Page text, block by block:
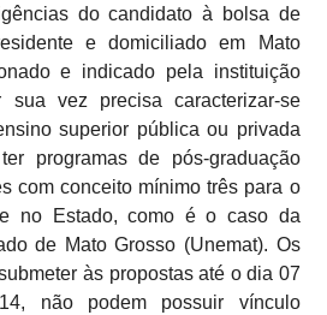
do candidato à bolsa de
e domiciliado em Mato
e indicado pela instituição
sua vez precisa caracterizar-se
superior pública ou privada
programas de pós-graduação
com conceito mínimo três para o
no Estado, como é o caso da
de Mato Grosso (Unemat). Os
às propostas até o dia 07
não podem possuir vínculo